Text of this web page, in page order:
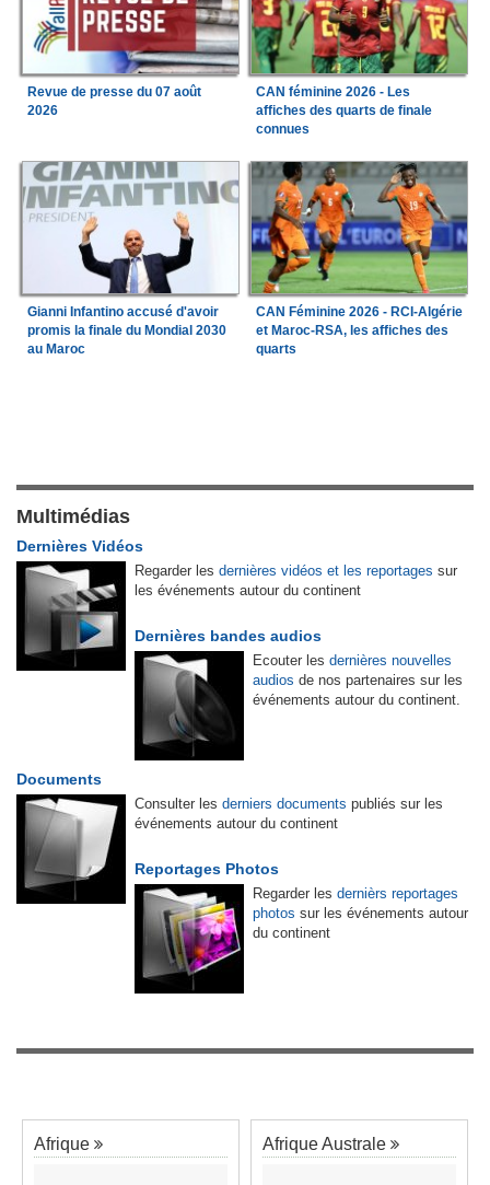
Revue de presse du 07 août
2026
CAN féminine 2026 - Les
affiches des quarts de finale
connues
Gianni Infantino accusé d'avoir
promis la finale du Mondial 2030
au Maroc
CAN Féminine 2026 - RCI-Algérie
et Maroc-RSA, les affiches des
quarts
Multimédias
Dernières Vidéos
Regarder les dernières vidéos et les reportages sur
les événements autour du continent
Dernières bandes audios
Ecouter les dernières nouvelles
audios de nos partenaires sur les
événements autour du continent.
Documents
Consulter les derniers documents publiés sur les
événements autour du continent
Reportages Photos
Regarder les dernièrs reportages
photos sur les événements autour
du continent
Afrique Afrique Australe